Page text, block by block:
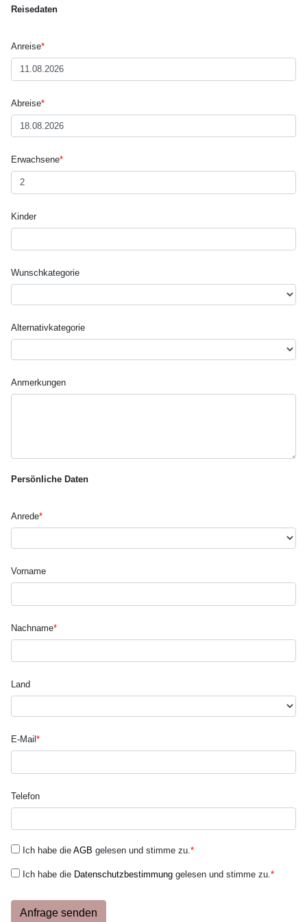
Reisedaten
Anreise*
Abreise*
Erwachsene*
Kinder
Wunsch­kategorie
Alternativ­kategorie
Anmerkungen
Persönliche Daten
Anrede*
Vorname
Nachname*
Land
E-Mail *
Telefon
Ich habe die AGB gelesen und stimme zu.*
Ich habe die Datenschutzbestimmung gelesen und stimme zu.*
Anfrage senden